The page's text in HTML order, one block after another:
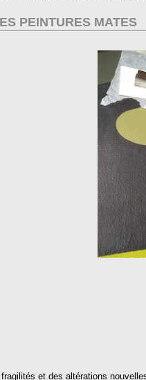
PEINTURES MATES
et des altérations